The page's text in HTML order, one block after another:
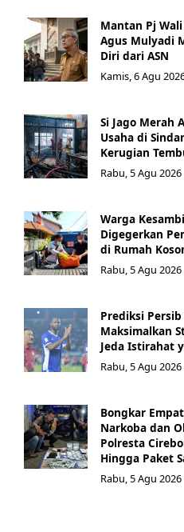
Mantan Pj
Agus Mulyadi
Diri dari ASN
Kamis, 6 Agu
Si Jago Merah
Usaha di
Kerugian
Rabu, 5 Agu 2026
Warga
Digegerkan
di Rumah
Rabu, 5 Agu 2026
Prediksi
Maksimalkan
Jeda Istirahat
Rabu, 5 Agu 2026
Bongkar
Narkoba dan
Polresta
Hingga Paket
Rabu, 5 Agu 2026